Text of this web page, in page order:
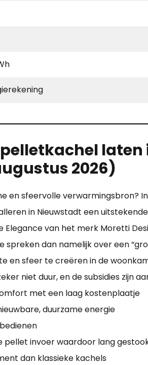
2026)
en sfeervolle verwarmingsbron?
in Nieuwstadt een
Elegance van het merk Moretti
spreken dan namelijk over een
en sfeer te creëren in de
niet duur, en de subsidies zijn
met een laag kostenplaatje
duurzame energie
pellet invoer waardoor lang
dan klassieke kachels